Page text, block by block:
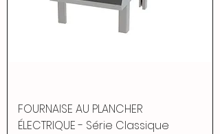
FOURNAISE AU PLANCHER
ÉLECTRIQUE - Série Classique